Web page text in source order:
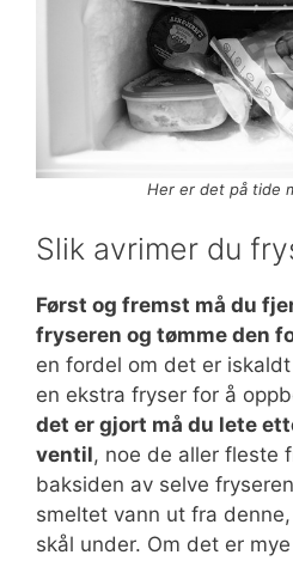
Her er det på tide
Slik avrimer du
Først og fremst må du
fryseren og tømme den
en fordel om det er
en ekstra fryser for å
det er gjort må du lete
ventil, noe de aller fleste
baksiden av selve
smeltet vann ut fra
skål under. Om det er